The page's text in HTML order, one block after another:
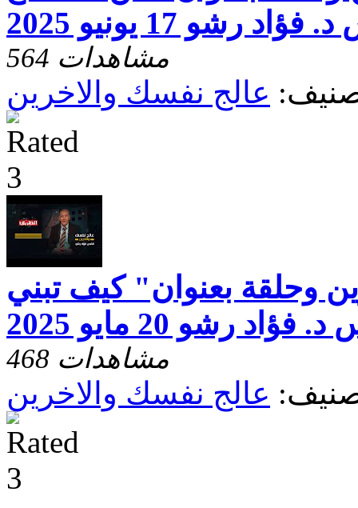
رشو 17 يونيو 2025
564 مشاهدات
عالج نفسك والاخرين
وحلقة بعنوان" كيف تبني
رشو 20 مايو 2025
468 مشاهدات
عالج نفسك والاخرين